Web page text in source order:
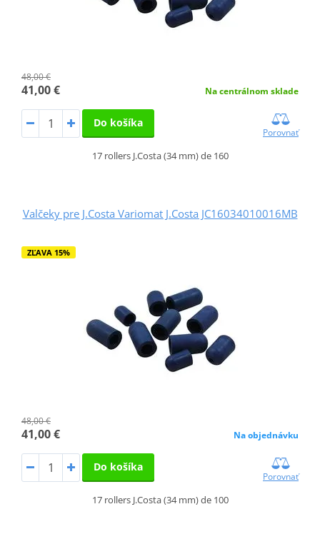
48,00 €
41,00 € Na centrálnom sklade
Do košíka
Porovnať
17 rollers J.Costa (34 mm) de 160
Valčeky pre J.Costa Variomat J.Costa JC16034010016MB
ZĽAVA 15%
48,00 €
41,00 € Na objednávku
Do košíka
Porovnať
17 rollers J.Costa (34 mm) de 100